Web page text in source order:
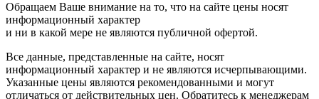
Обращаем Ваше внимание на то, что на сайте цены носят
информационный характер
и ни в какой мере не являются публичной офертой.
Все данные, представленные на сайте, носят
информационный характер и не являются исчерпывающими.
Указанные цены являются рекомендованными и могут
отличаться от действительных цен. Обратитесь к менеджерам